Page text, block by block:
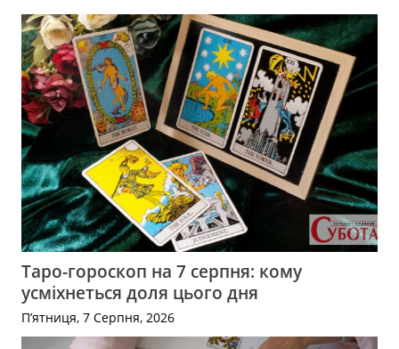
Таро-гороскоп на 7 серпня: кому
усміхнеться доля цього дня
П’ятниця, 7 Серпня, 2026